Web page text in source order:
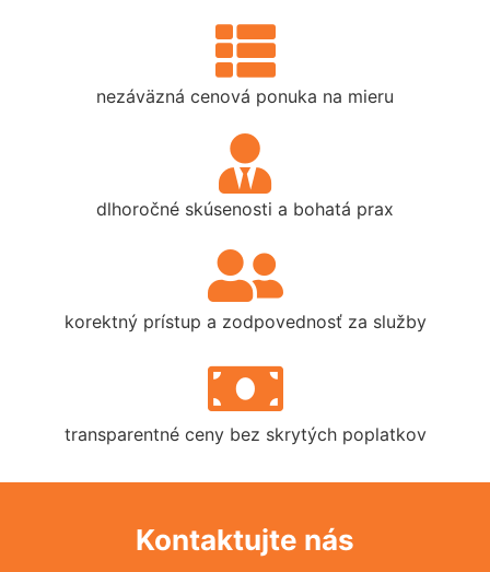
nezáväzná cenová ponuka na mieru
dlhoročné skúsenosti a bohatá prax
korektný prístup a zodpovednosť za služby
transparentné ceny bez skrytých poplatkov
Kontaktujte nás